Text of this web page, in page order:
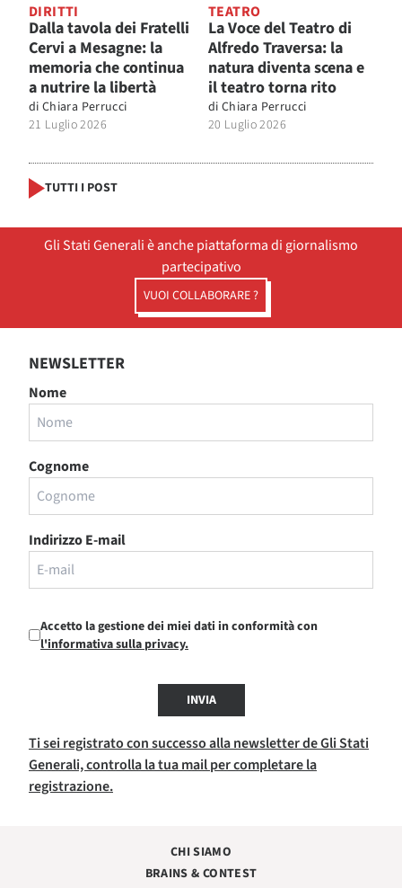
DIRITTI
Dalla tavola dei Fratelli
Cervi a Mesagne: la
memoria che continua
a nutrire la libertà
di Chiara Perrucci
21 Luglio 2026
TEATRO
La Voce del Teatro di
Alfredo Traversa: la
natura diventa scena e
il teatro torna rito
di Chiara Perrucci
20 Luglio 2026
TUTTI I POST
Gli Stati Generali è anche piattaforma di giornalismo
partecipativo
VUOI COLLABORARE ?
NEWSLETTER
Nome
Cognome
Indirizzo E-mail
Accetto la gestione dei miei dati in conformità con
l'informativa sulla privacy.
INVIA
Ti sei registrato con successo alla newsletter de Gli Stati
Generali, controlla la tua mail per completare la
registrazione.
CHI SIAMO
BRAINS & CONTEST